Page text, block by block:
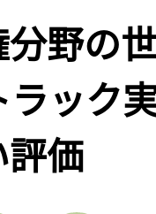
分野の
ック
価